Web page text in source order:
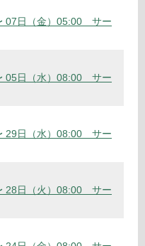
07日（金）05:00 サー
05日（水）08:00 サー
29日（水）08:00 サー
28日（火）08:00 サー